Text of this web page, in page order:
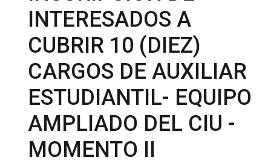
INTERESADOS A
CUBRIR 10 (DIEZ)
CARGOS DE AUXILIAR
ESTUDIANTIL- EQUIPO
AMPLIADO DEL CIU -
MOMENTO II